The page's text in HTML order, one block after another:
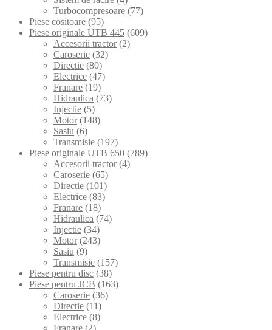
Turbocompresoare (77)
Piese cositoare (95)
Piese originale UTB 445 (609)
Accesorii tractor (2)
Caroserie (32)
Directie (80)
Electrice (47)
Franare (19)
Hidraulica (73)
Injectie (5)
Motor (148)
Sasiu (6)
Transmisie (197)
Piese originale UTB 650 (789)
Accesorii tractor (4)
Caroserie (65)
Directie (101)
Electrice (83)
Franare (18)
Hidraulica (74)
Injectie (34)
Motor (243)
Sasiu (9)
Transmisie (157)
Piese pentru disc (38)
Piese pentru JCB (163)
Caroserie (36)
Directie (11)
Electrice (8)
Franare (2)